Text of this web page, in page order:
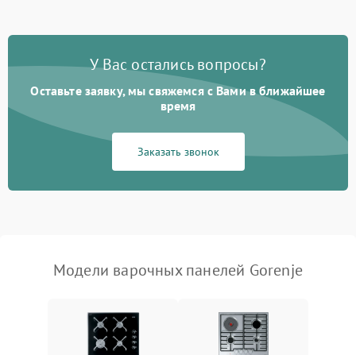
У Вас остались вопросы?
Оставьте заявку, мы свяжемся с Вами в ближайшее
время
Заказать звонок
Модели варочных панелей Gorenje